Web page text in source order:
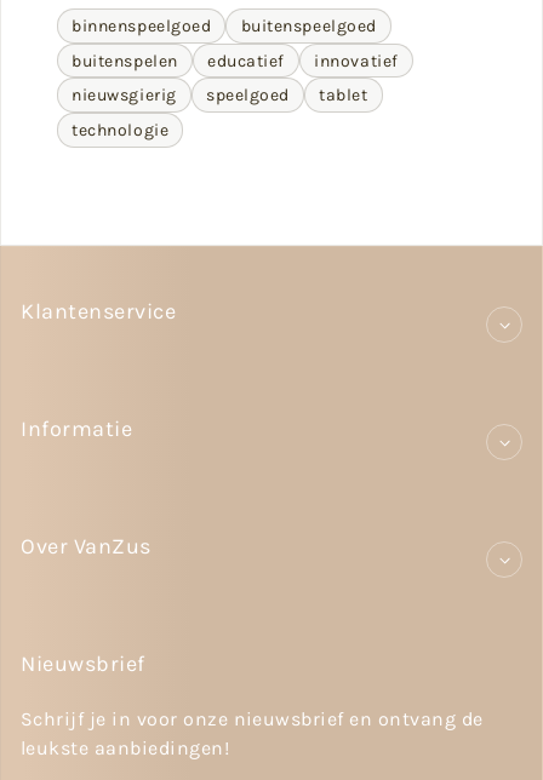
binnenspeelgoed
buitenspeelgoed
buitenspelen
educatief
innovatief
nieuwsgierig
speelgoed
tablet
technologie
Klantenservice
Informatie
Over VanZus
Nieuwsbrief
Schrijf je in voor onze nieuwsbrief en ontvang de
leukste aanbiedingen!